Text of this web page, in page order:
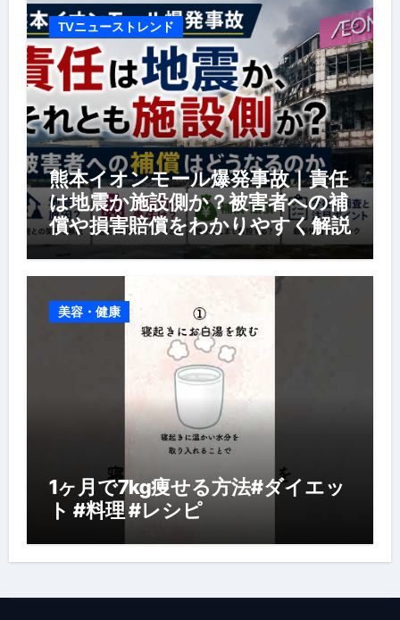
TVニューストレンド
熊本イオンモール爆発事故｜責任
は地震か施設側か？被害者への補
償や損害賠償をわかりやすく解説
美容・健康
1ヶ月で7kg痩せる方法#ダイエッ
ト #料理 #レシピ